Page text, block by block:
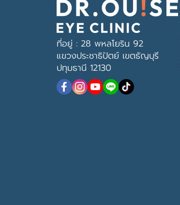
ที่อยู่ : 28 พหลโยริน 92
แขวงประชาธิปัตย์ เขตธัญบุรี
ปทุมธานี 12130